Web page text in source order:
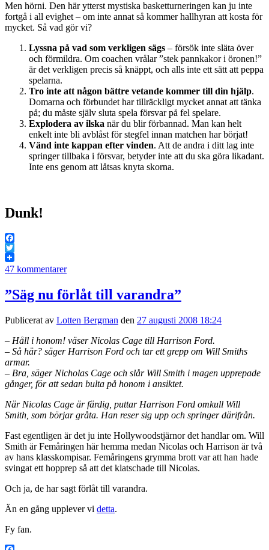
Men hörni. Den här ytterst mystiska basketturneringen kan ju inte
fortgå i all evighet – om inte annat så kommer hallhyran att kosta för
mycket. Så vad gör vi?
Lyssna på vad som verkligen sägs – försök inte släta över
och förmildra. Om coachen vrålar ”stek pannkakor i öronen!”
är det verkligen precis så knäppt, och alls inte ett sätt att peppa
spelarna.
Tro inte att någon bättre vetande kommer till din hjälp.
Domarna och förbundet har tillräckligt mycket annat att tänka
på; du måste själv sluta spela försvar på fel spelare.
Explodera av ilska när du blir förbannad. Man kan helt
enkelt inte bli avblåst för stegfel innan matchen har börjat!
Vänd inte kappan efter vinden. Att de andra i ditt lag inte
springer tillbaka i försvar, betyder inte att du ska göra likadant.
Inte ens genom att låtsas knyta skorna.
Dunk!
Facebook
Twitter
47 kommentarer
”Säg nu förlåt till varandra”
Publicerat av Lotten Bergman den 27 augusti 2008 18:24
– Håll i honom! väser Nicolas Cage till Harrison Ford.
– Så här? säger Harrison Ford och tar ett grepp om Will Smiths
armar.
– Bra, säger Nicholas Cage och slår Will Smith i magen upprepade
gånger, för att sedan bulta på honom i ansiktet.
När Nicolas Cage är färdig, puttar Harrison Ford omkull Will
Smith, som börjar gråta. Han reser sig upp och springer därifrån.
Fast egentligen är det ju inte Hollywoodstjärnor det handlar om. Will
Smith är Femåringen här hemma medan Nicolas och Harrison är två
av hans klasskompisar. Femåringens grymma brott var att han hade
svingat ett hopprep så att det klatschade till Nicolas.
Och ja, de har sagt förlåt till varandra.
Än en gång upplever vi detta.
Fy fan.